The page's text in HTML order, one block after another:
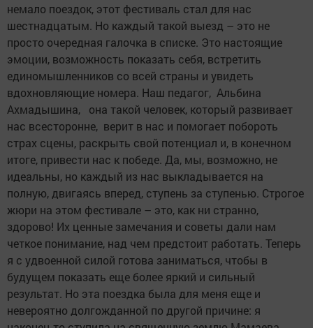
немало поездок, этот фестиваль стал для нас
шестнадцатым. Но каждый такой выезд – это не
просто очередная галочка в списке. Это настоящие
эмоции, возможность показать себя, встретить
единомышленников со всей страны и увидеть
вдохновляющие номера. Наш педагог, Альбина
Ахмадышина, она такой человек, который развивает
нас всесторонне, верит в нас и помогает побороть
страх сцены, раскрыть свой потенциал и, в конечном
итоге, привести нас к победе. Да, мы, возможно, не
идеальны, но каждый из нас выкладывается на
полную, двигаясь вперед, ступень за ступенью. Строгое
жюри на этом фестивале – это, как ни странно,
здорово! Их ценные замечания и советы дали нам
четкое понимание, над чем предстоит работать. Теперь
я с удвоенной силой готова заниматься, чтобы в
будущем показать еще более яркий и сильный
результат. Но эта поездка была для меня еще и
невероятно долгожданной по другой причине: я